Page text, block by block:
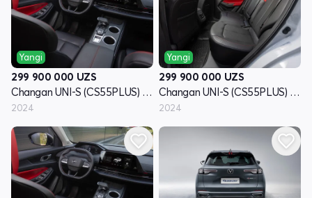
Yangi
299 900 000 UZS
Changan UNI-S (CS55PLUS) I - avlod
2024
Yangi
299 900 000 UZS
Changan UNI-S (CS55PLUS) I - avlod
2024